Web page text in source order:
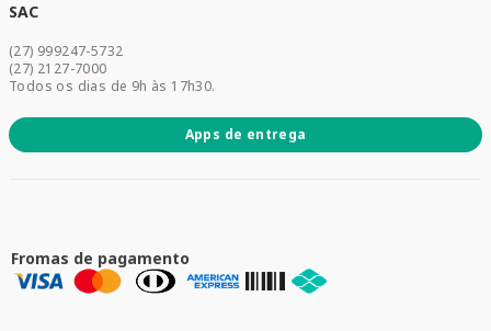
Dermocosméticos
Promoções
SAC
(27) 999247-5732
(27) 2127-7000
Todos os dias de 9h às 17h30.
Apps de entrega
Fromas de pagamento